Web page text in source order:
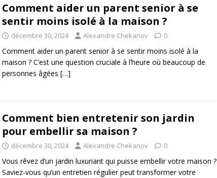
Comment aider un parent senior à se
sentir moins isolé à la maison ?
décembre 30, 2024 Alexandre Chekanov 0
Comment aider un parent senior à se sentir moins isolé à la
maison ? C’est une question cruciale à l’heure où beaucoup de
personnes âgées […]
Comment bien entretenir son jardin
pour embellir sa maison ?
décembre 30, 2024 Alexandre Chekanov 0
Vous rêvez d’un jardin luxuriant qui puisse embellir votre maison ?
Saviez-vous qu’un entretien régulier peut transformer votre